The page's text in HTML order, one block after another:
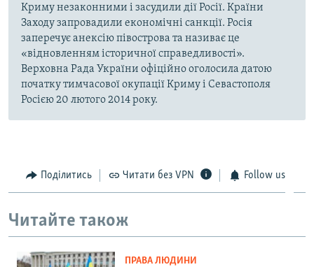
Криму незаконними і засудили дії Росії. Країни
Заходу запровадили економічні санкції. Росія
заперечує анексію півострова та називає це
«відновленням історичної справедливості».
Верховна Рада України офіційно оголосила датою
початку тимчасової окупації Криму і Севастополя
Росією 20 лютого 2014 року.
Поділитись Читати без VPN Follow us
Читайте також
ПРАВА ЛЮДИНИ